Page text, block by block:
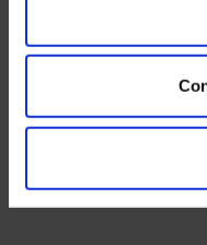
para más